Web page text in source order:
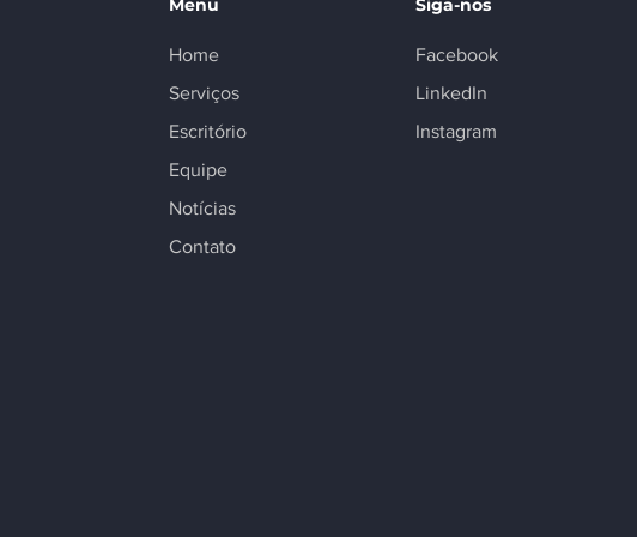
Menu
Home
Serviços
Escritório
Equipe
Notícias
Contato
Siga-nos
Facebook
LinkedIn
Instagram